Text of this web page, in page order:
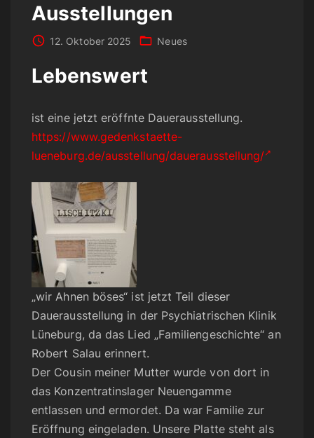
Ausstellungen
12. Oktober 2025 Neues
Lebenswert
ist eine jetzt eröffnte Dauerausstellung.
https://www.gedenkstaette-
lueneburg.de/ausstellung/dauerausstellung/
„wir Ahnen böses“ ist jetzt Teil dieser
Dauerausstellung in der Psychiatrischen Klinik
Lüneburg, da das Lied „Familiengeschichte“ an
Robert Salau erinnert.
Der Cousin meiner Mutter wurde von dort in
das Konzentratinslager Neuengamme
entlassen und ermordet. Da war Familie zur
Eröffnung eingeladen. Unsere Platte steht als